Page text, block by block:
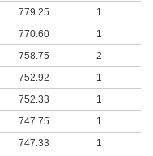
779.25
1
770.60
1
758.75
2
752.92
1
752.33
1
747.75
1
747.33 1